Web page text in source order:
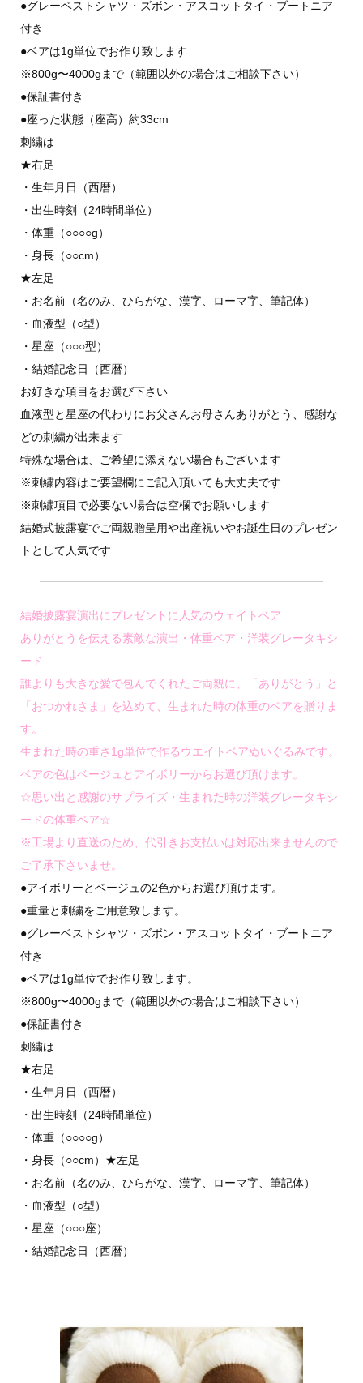
●グレーベストシャツ・ズボン・アスコットタイ・ブートニア
付き
●ベアは1g単位でお作り致します
※800g〜4000gまで（範囲以外の場合はご相談下さい）
●保証書付き
●座った状態（座高）約33cm
刺繍は
★右足
・生年月日（西暦）
・出生時刻（24時間単位）
・体重（○○○○g）
・身長（○○cm）
★左足
・お名前（名のみ、ひらがな、漢字、ローマ字、筆記体）
・血液型（○型）
・星座（○○○型）
・結婚記念日（西暦）
お好きな項目をお選び下さい
血液型と星座の代わりにお父さんお母さんありがとう、感謝な
どの刺繍が出来ます
特殊な場合は、ご希望に添えない場合もございます
※刺繍内容はご要望欄にご記入頂いても大丈夫です
※刺繍項目で必要ない場合は空欄でお願いします
結婚式披露宴でご両親贈呈用や出産祝いやお誕生日のプレゼン
トとして人気です
結婚披露宴演出にプレゼントに人気のウェイトベア
ありがとうを伝える素敵な演出・体重ベア・洋装グレータキシ
ード
誰よりも大きな愛で包んでくれたご両親に、「ありがとう」と
「おつかれさま」を込めて、生まれた時の体重のベアを贈りま
す。
生まれた時の重さ1g単位で作るウエイトベアぬいぐるみです。
ベアの色はベージュとアイボリーからお選び頂けます。
☆思い出と感謝のサプライズ・生まれた時の洋装グレータキシ
ードの体重ベア☆
※工場より直送のため、代引きお支払いは対応出来ませんので
ご了承下さいませ。
●アイボリーとベージュの2色からお選び頂けます。
●重量と刺繍をご用意致します。
●グレーベストシャツ・ズボン・アスコットタイ・ブートニア
付き
●ベアは1g単位でお作り致します。
※800g〜4000gまで（範囲以外の場合はご相談下さい）
●保証書付き
刺繍は
★右足
・生年月日（西暦）
・出生時刻（24時間単位）
・体重（○○○○g）
・身長（○○cm）★左足
・お名前（名のみ、ひらがな、漢字、ローマ字、筆記体）
・血液型（○型）
・星座（○○○座）
・結婚記念日（西暦）